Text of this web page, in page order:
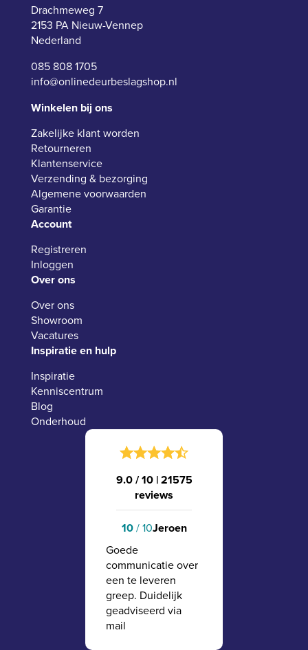
Drachmeweg 7
2153 PA Nieuw-Vennep
Nederland
085 808 1705
info@onlinedeurbeslagshop.nl
Winkelen bij ons
Zakelijke klant worden
Retourneren
Klantenservice
Verzending & bezorging
Algemene voorwaarden
Garantie
Account
Registreren
Inloggen
Over ons
Over ons
Showroom
Vacatures
Inspiratie en hulp
Inspiratie
Kenniscentrum
Blog
Onderhoud
9.0 / 10 |21575
reviews
10/ 10Jeroen
Goede
communicatie over
een te leveren
greep. Duidelijk
geadviseerd via
mail